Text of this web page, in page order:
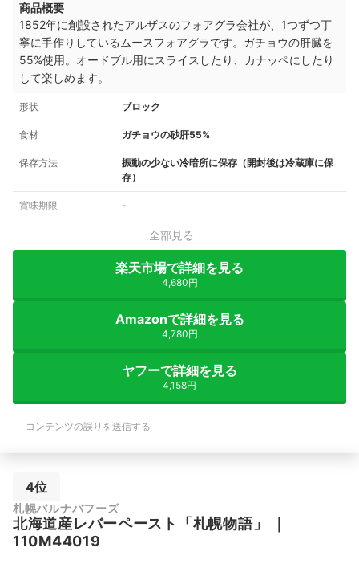
商品概要
1852年に創設されたアルザスのフォアグラ会社が、1つずつ丁
寧に手作りしているムースフォアグラです。ガチョウの肝臓を
55%使用。オードブル用にスライスしたり、カナッペにしたり
して楽しめます。
形状 ブロック
食材 ガチョウの砂肝55%
保存方法
振動の少ない冷暗所に保存（開封後は冷蔵庫に保
存）
賞味期限 ‐
全部見る
楽天市場で詳細を見る
4,680円
Amazonで詳細を見る
4,780円
ヤフーで詳細を見る
4,158円
コンテンツの誤りを送信する
4位
札幌バルナバフーズ
北海道産レバーペースト「札幌物語」
110M44019